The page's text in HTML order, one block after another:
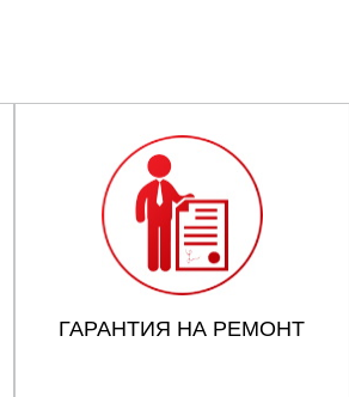
ГАРАНТИЯ НА РЕМОНТ